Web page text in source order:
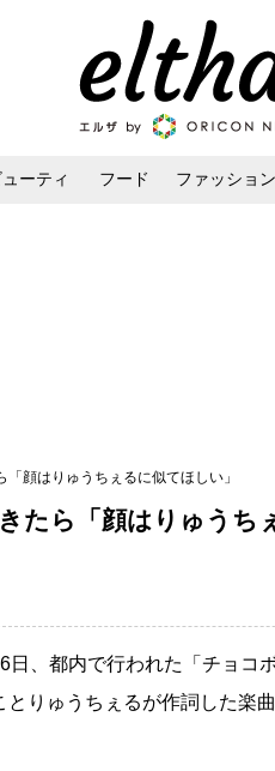
ューティ フード ファッション
顔はりゅうちぇるに似てほしい」
たら「顔はりゅうち
日、都内で行われた「チョコ
りゅうちぇるが作詞した楽